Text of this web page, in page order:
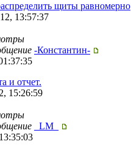
щиты равномерно
13:57:37
-Константин-
и отчет.
15:26:59
_LM_